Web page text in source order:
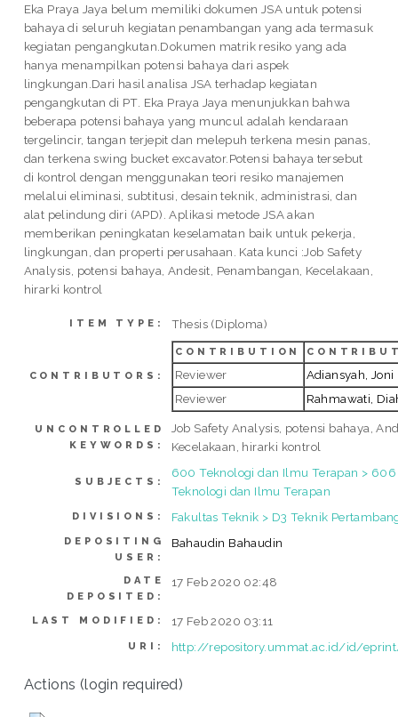
Eka Praya Jaya belum memiliki dokumen JSA untuk potensi
bahaya di seluruh kegiatan penambangan yang ada termasuk
kegiatan pengangkutan.Dokumen matrik resiko yang ada
hanya menampilkan potensi bahaya dari aspek
lingkungan.Dari hasil analisa JSA terhadap kegiatan
pengangkutan di PT. Eka Praya Jaya menunjukkan bahwa
beberapa potensi bahaya yang muncul adalah kendaraan
tergelincir, tangan terjepit dan melepuh terkena mesin panas,
dan terkena swing bucket excavator.Potensi bahaya tersebut
di kontrol dengan menggunakan teori resiko manajemen
melalui eliminasi, subtitusi, desain teknik, administrasi, dan
alat pelindung diri (APD). Aplikasi metode JSA akan
memberikan peningkatan keselamatan baik untuk pekerja,
lingkungan, dan properti perusahaan. Kata kunci :Job Safety
Analysis, potensi bahaya, Andesit, Penambangan, Kecelakaan,
hirarki kontrol
ITEM TYPE: Thesis (Diploma)
CONTRIBUTORS:
CONTRIBUTION
Reviewer
Adiansyah, Joni
Reviewer
Rahmawati,
UNCONTROLLED
KEYWORDS:
Job Safety Analysis, potensi bahaya,
Kecelakaan, hirarki kontrol
SUBJECTS:
600 Teknologi dan Ilmu Terapan >
Teknologi dan Ilmu Terapan
DIVISIONS: Fakultas Teknik > D3 Teknik
DEPOSITING
USER:
Bahaudin Bahaudin
DATE
DEPOSITED:
17 Feb 2020 02:48
LAST MODIFIED: 17 Feb 2020 03:11
URI: http://repository.ummat.ac.id/id/
Actions (login required)